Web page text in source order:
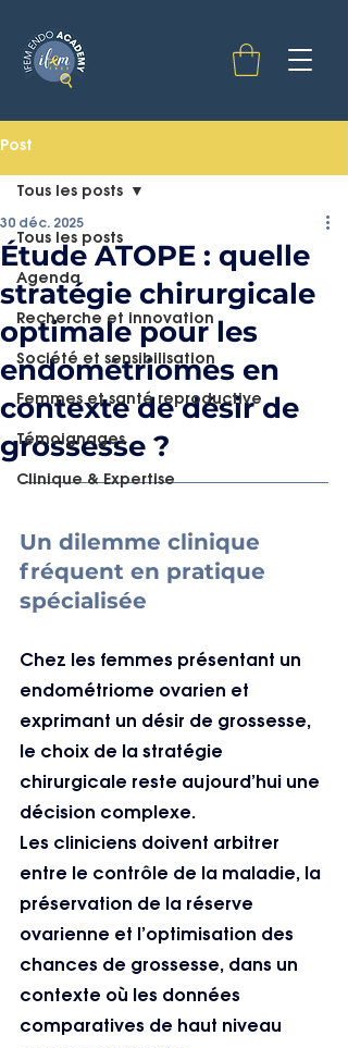
Post
Tous les posts
Agenda
Recherche et innovation
Société et sensibilisation
Femmes et santé reproductive
Témoignages
Clinique & Expertise
Tous les posts
Étude ATOPE : quelle
stratégie chirurgicale
optimale pour les
endométriomes en
contexte de désir de
grossesse ?
30 déc. 2025
Un dilemme clinique
fréquent en pratique
spécialisée
Chez les femmes présentant un
endométriome ovarien et
exprimant un désir de grossesse,
le choix de la stratégie
chirurgicale reste aujourd’hui une
décision complexe.
Les cliniciens doivent arbitrer
entre le contrôle de la maladie, la
préservation de la réserve
ovarienne et l’optimisation des
chances de grossesse, dans un
contexte où les données
comparatives de haut niveau